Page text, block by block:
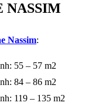
NASSIM
Nassim:
55 – 57 m2
84 – 86 m2
119 – 135 m2